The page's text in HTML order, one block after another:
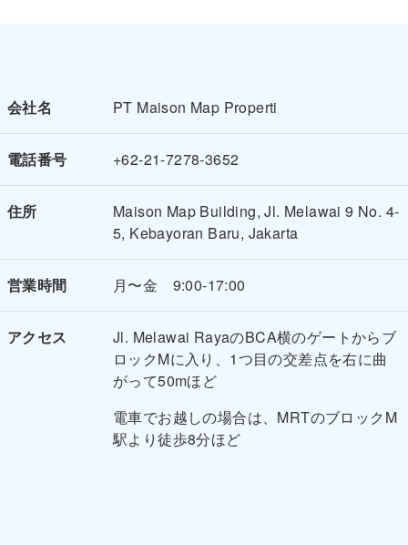
会社名 PT Maison Map Properti
電話番号 +62-21-7278-3652
住所
Maison Map Building, Jl. Melawai 9 No. 4-
5, Kebayoran Baru, Jakarta
営業時間 月〜金 9:00-17:00
アクセス
Jl. Melawai RayaのBCA横のゲートからブ
ロックMに入り、1つ目の交差点を右に曲
がって50mほど
電車でお越しの場合は、MRTのブロックM
駅より徒歩8分ほど